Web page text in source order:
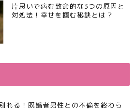
片思いで病む致命的な3つの原因と
対処法！幸せを掴む秘訣とは？
れる！既婚者男性との不倫を終わら